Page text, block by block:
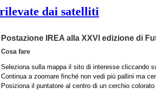
dai satelliti
Postazione IREA alla XXVI edizione di
Cosa fare
Seleziona sulla mappa il sito di interesse cliccando
Continua a zoomare finché non vedi più pallini ma
Posiziona il puntatore al centro di un cerchio